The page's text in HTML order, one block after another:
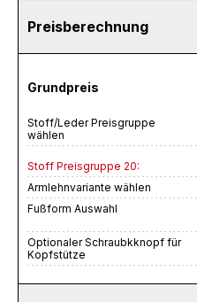
Preisberechnung
Grundpreis
Stoff/Leder Preisgruppe
wählen
Stoff Preisgruppe 20:
Armlehnvariante wählen
Fußform Auswahl
Optionaler Schraubkknopf für
Kopfstütze